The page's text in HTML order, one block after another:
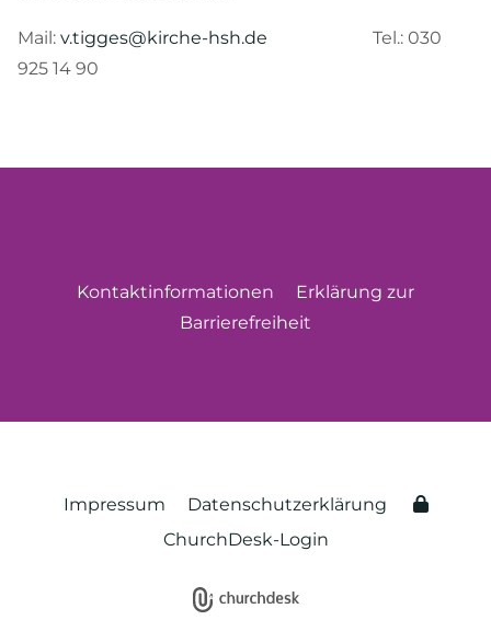
Mail: v.tigges@kirche-hsh.de
Tel.: 030
925 14 90
Kontaktinformationen
Erklärung zur
Barrierefreiheit
Impressum
Datenschutzerklärung
ChurchDesk-Login